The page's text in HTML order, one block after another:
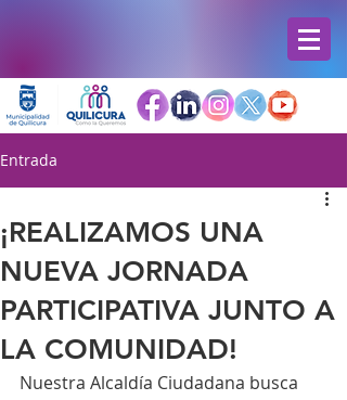
Entrada
¡REALIZAMOS UNA
NUEVA JORNADA
PARTICIPATIVA JUNTO A
LA COMUNIDAD!
Nuestra Alcaldía Ciudadana busca